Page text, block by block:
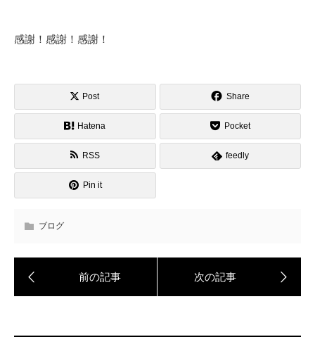
感謝！感謝！感謝！
Post Share
Hatena Pocket
RSS feedly
Pin it
ブログ